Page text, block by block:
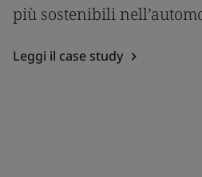
più sostenibili
Leggi il case study